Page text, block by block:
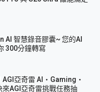
AI 智慧錄音膠囊~ 您的AI
300分鐘轉寫
AGI亞奇雷 AI・Gaming・
AGI亞奇雷挑戰任務抽